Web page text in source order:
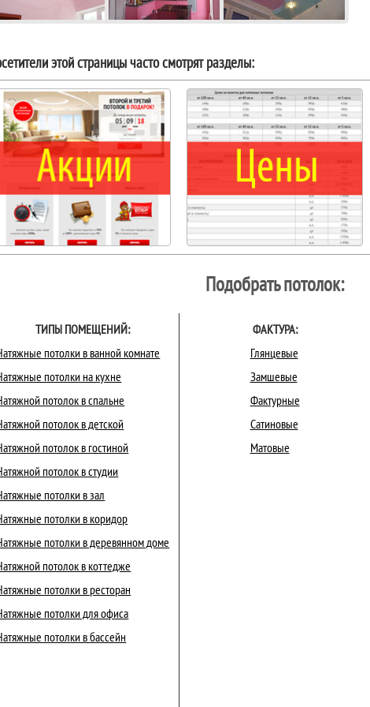
этой страницы часто смотрят разделы:
Подобрать потолок:
ТИПЫ ПОМЕЩЕНИЙ:
потолки в ванной комнате
потолки на кухне
потолок в спальне
потолок в детской
потолок в гостиной
потолок в студии
потолки в зал
потолки в коридор
потолки в деревянном доме
потолок в коттедже
потолки в ресторан
потолки для офиса
потолки в бассейн
ФАКТУРА:
Глянцевые
Замшевые
Фактурные
Сатиновые
Матовые